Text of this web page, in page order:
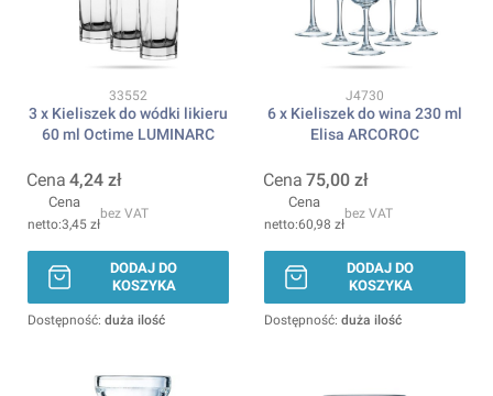
Kod produktu
33552
3 x Kieliszek do wódki likieru
60 ml Octime LUMINARC
Cena 4,24 zł
Cena
3,45 zł
bez VAT
DODAJ DO
KOSZYKA
Dostępność: duża ilość
Kod produktu
J4730
6 x Kieliszek do wina 230 ml
Elisa ARCOROC
Cena 75,00 zł
Cena
60,98 zł
bez VAT
DODAJ DO
KOSZYKA
Dostępność: duża ilość